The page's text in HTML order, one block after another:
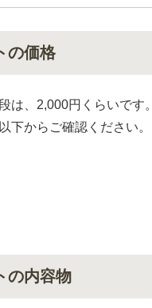
の価格
は、2,000円くらいです。
下からご確認ください。
の内容物